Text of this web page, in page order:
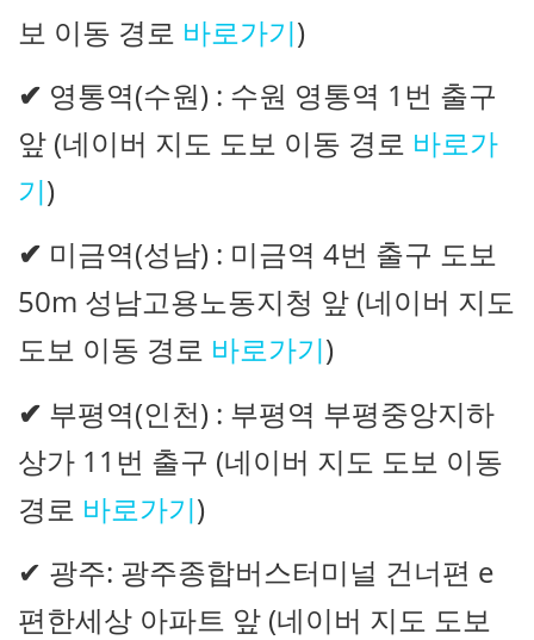
보 이동 경로 바로가기)
✔ 영통역(수원) : 수원 영통역 1번 출구
앞 (네이버 지도 도보 이동 경로 바로가
기)
✔ 미금역(성남) : 미금역 4번 출구 도보
50m 성남고용노동지청 앞 (네이버 지도
도보 이동 경로 바로가기)
✔ 부평역(인천) : 부평역 부평중앙지하
상가 11번 출구 (네이버 지도 도보 이동
경로 바로가기)
✔ 광주: 광주종합버스터미널 건너편 e
편한세상 아파트 앞 (네이버 지도 도보